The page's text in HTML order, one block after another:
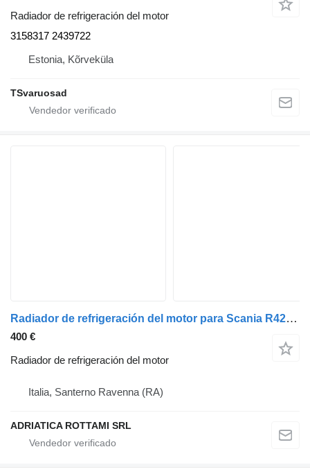
Radiador de refrigeración del motor
3158317 2439722
Estonia, Kõrveküla
TSvaruosad
Radiador de refrigeración del motor para Scania R420 cabeza tractora
400 €
Radiador de refrigeración del motor
Italia, Santerno Ravenna (RA)
ADRIATICA ROTTAMI SRL